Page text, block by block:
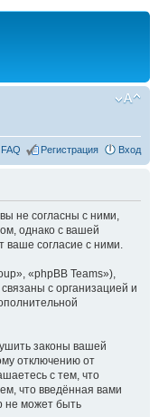
FAQ Регистрация Вход
не согласны с ними,
однако с вашей
согласие с ними.
«phpBB Teams»),
с организацией и
законы вашей
отключению от
с тем, что
что введённая вами
не может быть